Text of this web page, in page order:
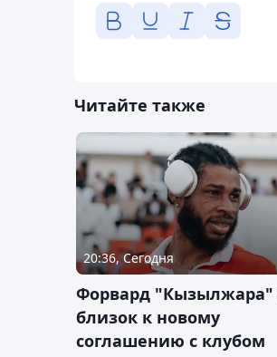
Читайте также
20:36, Сегодня
Форвард "Кызылжара"
близок к новому
соглашению с клубом